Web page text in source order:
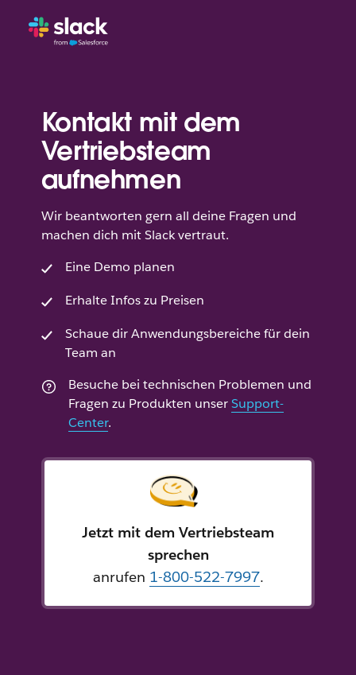
Kontakt mit dem
Vertriebsteam
aufnehmen
Wir beantworten gern all deine Fragen und
machen dich mit Slack vertraut.
Eine Demo planen
Erhalte Infos zu Preisen
Schaue dir Anwendungsbereiche für dein
Team an
Besuche bei technischen Problemen und
Fragen zu Produkten unserSupport-
Center.
Jetzt mit dem Vertriebsteam
sprechen
anrufen 1-800-522-7997.